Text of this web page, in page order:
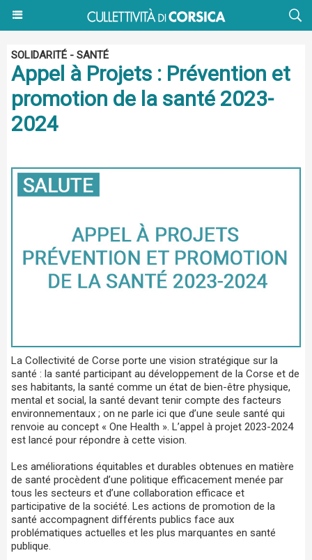
SOLIDARITÉ - SANTÉ
Appel à Projets : Prévention et
promotion de la santé 2023-
2024
La Collectivité de Corse porte une vision stratégique sur la
santé : la santé participant au développement de la Corse et de
ses habitants, la santé comme un état de bien-être physique,
mental et social, la santé devant tenir compte des facteurs
environnementaux ; on ne parle ici que d’une seule santé qui
renvoie au concept « One Health ». L’appel à projet 2023-2024
est lancé pour répondre à cette vision.
Les améliorations équitables et durables obtenues en matière
de santé procèdent d’une politique efficacement menée par
tous les secteurs et d’une collaboration efficace et
participative de la société. Les actions de promotion de la
santé accompagnent différents publics face aux
problématiques actuelles et les plus marquantes en santé
publique.